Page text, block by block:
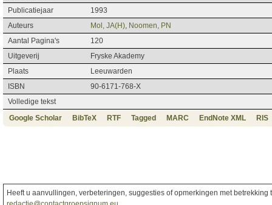
Publicatiejaar
1993
Auteurs
Mol, JA(H) Noomen, PN
Aantal Pagina's
120
Uitgeverij
Fryske Akademy
Plaats
Leeuwarden
ISBN
90-6171-768-X
Volledige tekst
Google Scholar
BibTeX RTF Tagged MARC EndNote XML RIS
Heeft u aanvullingen, verbeteringen, suggesties of opmerkingen met